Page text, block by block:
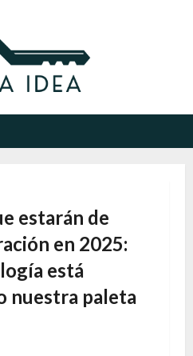
estarán de
en 2025:
está
nuestra paleta